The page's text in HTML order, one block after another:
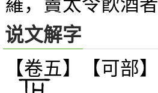
说文解字
【卷五】【可部】